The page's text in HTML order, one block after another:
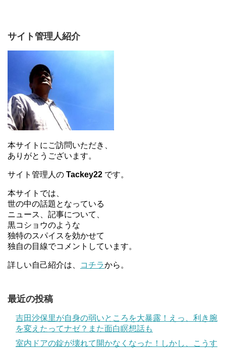
サイト管理人紹介
本サイトにご訪問いただき、
ありがとうございます。
サイト管理人の Tackey22 です。
本サイトでは、
世の中の話題となっている
ニュース、記事について、
黒コショウのような
独特のスパイスを効かせて
独自の目線でコメントしています。
詳しい自己紹介は、 コチラから。
最近の投稿
吉田沙保里が自身の弱いところを大暴露！えっ、利き腕
を変えたってナゼ？また面白瞑想話も
室内ドアの錠が壊れて開かなくなった！しかし、こうす